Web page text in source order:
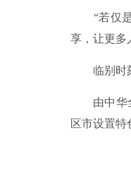
“若仅是
享，让更多
临别时刻
由中华全
区市设置特